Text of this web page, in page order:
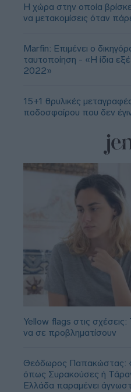
Η χώρα στην οποία
να μετακομίσεις όταν
Marfin: Επιμένει ο
ταυτοποίηση - «Η ίδια
2022»
15+1 θρυλικές
ποδοσφαίρου που δεν
Yellow flags στις σχέσεις:
να σε προβληματίσουν
Θεόδωρος Παπακώστας:
όπως Συρακούσες ή
Ελλάδα παραμένει